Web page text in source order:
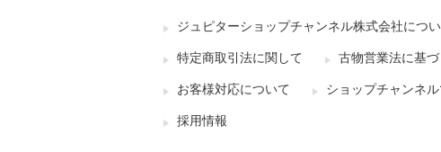
ジュピターショップチャンネル株式会社につ
特定商取引法に関して 古物営業法に基
お客様対応について ショップチャンネ
採用情報